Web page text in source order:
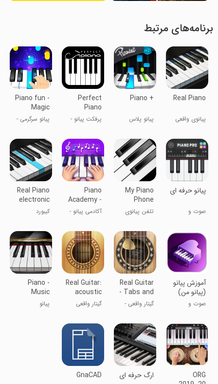
برنامه‌های مرتبط
Real Piano
پیانوی واقعی
Piano +
پیانو پلاس
Perfect
Piano
پرفکت پیانو -
Piano fun -
Magic
Music
پیانو سرگرمی -
جادوئی
پیانو حرفه ای
صوت و
My Piano
Phone
تلفن پیانوی
Piano
Academy -
Learn Piano
آکادمی پیانو -
Real Piano
electronic
keyboard
کیبورد
واقعی
‏آموزش پیانو
(پیانو من)
صوت و
Real Guitar
- Tabs and
chords!
گیتار واقعی -
نت‌ها!
Real Guitar:
acoustic
electric
گیتار واقعی
Piano -
Music
Keyboard &
Tiles
پیانو
ORG
ارگ حرفه ای GnaCAD